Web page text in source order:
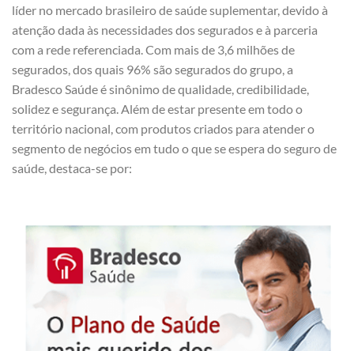
líder no mercado brasileiro de saúde suplementar, devido à
atenção dada às necessidades dos segurados e à parceria
com a rede referenciada. Com mais de 3,6 milhões de
segurados, dos quais 96% são segurados do grupo, a
Bradesco Saúde é sinônimo de qualidade, credibilidade,
solidez e segurança. Além de estar presente em todo o
território nacional, com produtos criados para atender o
segmento de negócios em tudo o que se espera do seguro de
saúde, destaca-se por: